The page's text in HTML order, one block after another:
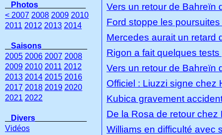
Vers un retour de Bahreïn
Ford stoppe les
Mercedes aurait un retard
Rigon a fait quelques
Vers un retour de Bahreïn
Officiel : Liuzzi signe chez
Kubica gravement
De la Rosa de retour chez
Williams en difficulté avec
Photos
< 2007 2008 2009 2010
2011 2012 2013 2014
Saisons
2005 2006 2007 2008
2009 2010 2011 2012
2013 2014 2015 2016
2017 2018 2019 2020
2021 2022
Divers
Vidéos